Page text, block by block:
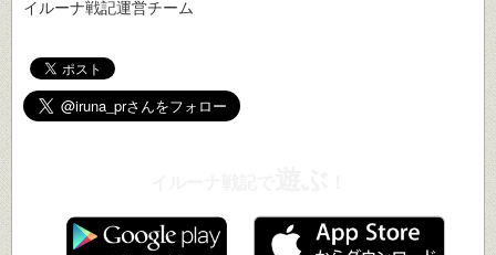
イルーナ戦記運営チーム